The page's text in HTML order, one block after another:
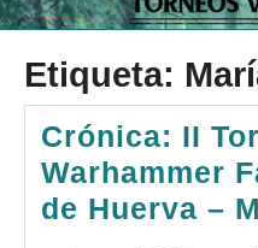
Etiqueta:
Crónica: II
Warhammer
de Huerva –